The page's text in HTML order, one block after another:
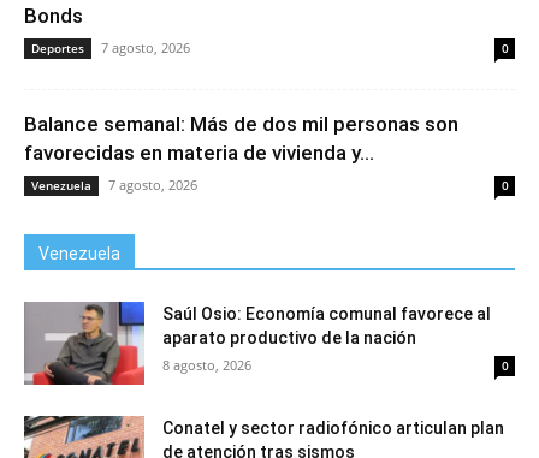
Bonds
Deportes 7 agosto, 2026 0
Balance semanal: Más de dos mil personas son
favorecidas en materia de vivienda y...
Venezuela 7 agosto, 2026 0
Venezuela
Saúl Osio: Economía comunal favorece al
aparato productivo de la nación
8 agosto, 2026 0
Conatel y sector radiofónico articulan plan
de atención tras sismos